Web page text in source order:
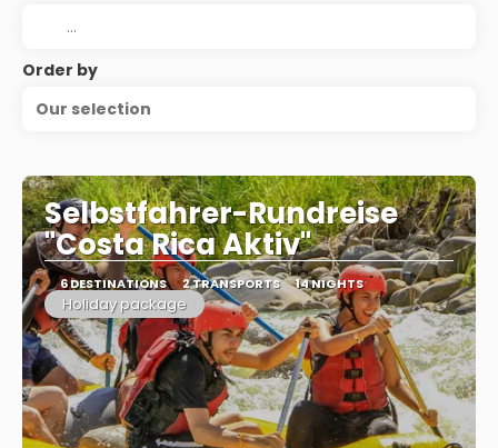
Order by
Our selection
Selbstfahrer-Rundreise
"Costa Rica Aktiv"
6 DESTINATIONS 2 TRANSPORTS 14 NIGHTS
Holiday package